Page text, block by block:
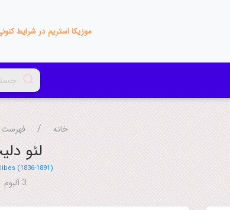
موزیکا استریم در شرایط
خانه فهرست
لئو
(1836-1891)
3 آلبوم